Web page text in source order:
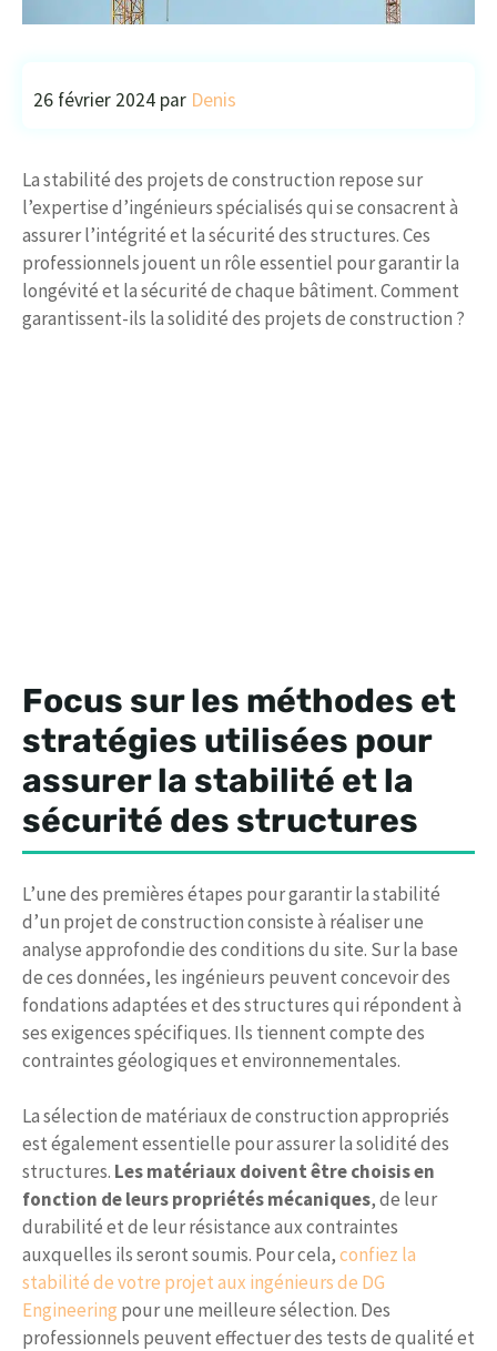
26 février 2024 par Denis
La stabilité des projets de construction repose sur
l’expertise d’ingénieurs spécialisés qui se consacrent à
assurer l’intégrité et la sécurité des structures. Ces
professionnels jouent un rôle essentiel pour garantir la
longévité et la sécurité de chaque bâtiment. Comment
garantissent-ils la solidité des projets de construction ?
Focus sur les méthodes et
stratégies utilisées pour
assurer la stabilité et la
sécurité des structures
L’une des premières étapes pour garantir la stabilité
d’un projet de construction consiste à réaliser une
analyse approfondie des conditions du site. Sur la base
de ces données, les ingénieurs peuvent concevoir des
fondations adaptées et des structures qui répondent à
ses exigences spécifiques. Ils tiennent compte des
contraintes géologiques et environnementales.
La sélection de matériaux de construction appropriés
est également essentielle pour assurer la solidité des
structures. Les matériaux doivent être choisis en
fonction de leurs propriétés mécaniques, de leur
durabilité et de leur résistance aux contraintes
auxquelles ils seront soumis. Pour cela,confiez la
stabilité de votre projet aux ingénieurs de DG
Engineering pour une meilleure sélection. Des
professionnels peuvent effectuer des tests de qualité et